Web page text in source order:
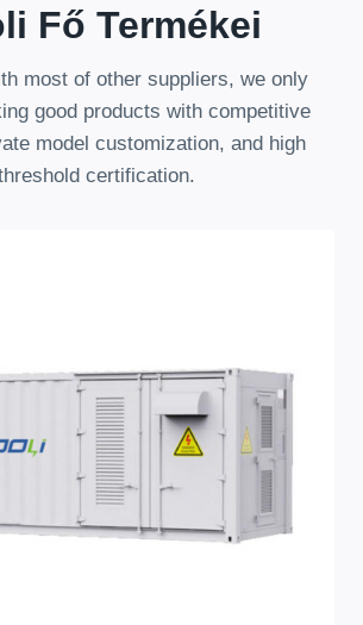
Fő Termékei
most of other suppliers, we only
good products with competitive
model customization, and high
certification.